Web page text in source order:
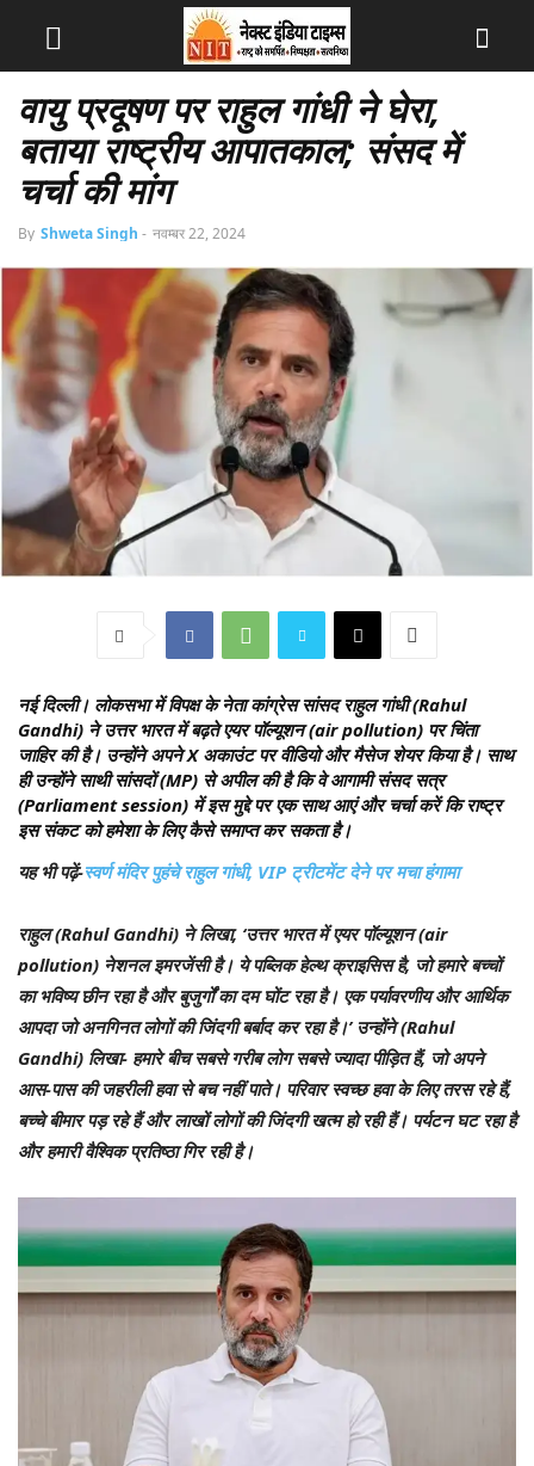
वायु प्रदूषण पर राहुल गांधी ने घेरा,
बताया राष्ट्रीय आपातकाल; संसद में
चर्चा की मांग
By Shweta Singh - नवम्बर 22, 2024
नई दिल्ली। लोकसभा में विपक्ष के नेता कांग्रेस सांसद राहुल गांधी (Rahul
Gandhi) ने उत्तर भारत में बढ़ते एयर पॉल्यूशन (air pollution) पर चिंता
जाहिर की है। उन्होंने अपने X अकाउंट पर वीडियो और मैसेज शेयर किया है। साथ
ही उन्होंने साथी सांसदों (MP) से अपील की है कि वे आगामी संसद सत्र
(Parliament session) में इस मुद्दे पर एक साथ आएं और चर्चा करें कि राष्ट्र
इस संकट को हमेशा के लिए कैसे समाप्त कर सकता है।
यह भी पढ़ें-स्वर्ण मंदिर पुहंचे राहुल गांधी, VIP ट्रीटमेंट देने पर मचा हंगामा
राहुल (Rahul Gandhi) ने लिखा, ‘उत्तर भारत में एयर पॉल्यूशन (air
pollution) नेशनल इमरजेंसी है। ये पब्लिक हेल्थ क्राइसिस है, जो हमारे बच्चों
का भविष्य छीन रहा है और बुजुर्गों का दम घोंट रहा है। एक पर्यावरणीय और आर्थिक
आपदा जो अनगिनत लोगों की जिंदगी बर्बाद कर रहा है।’ उन्होंने (Rahul
Gandhi) लिखा- हमारे बीच सबसे गरीब लोग सबसे ज्यादा पीड़ित हैं, जो अपने
आस-पास की जहरीली हवा से बच नहीं पाते। परिवार स्वच्छ हवा के लिए तरस रहे हैं,
बच्चे बीमार पड़ रहे हैं और लाखों लोगों की जिंदगी खत्म हो रही हैं। पर्यटन घट रहा है
और हमारी वैश्विक प्रतिष्ठा गिर रही है।